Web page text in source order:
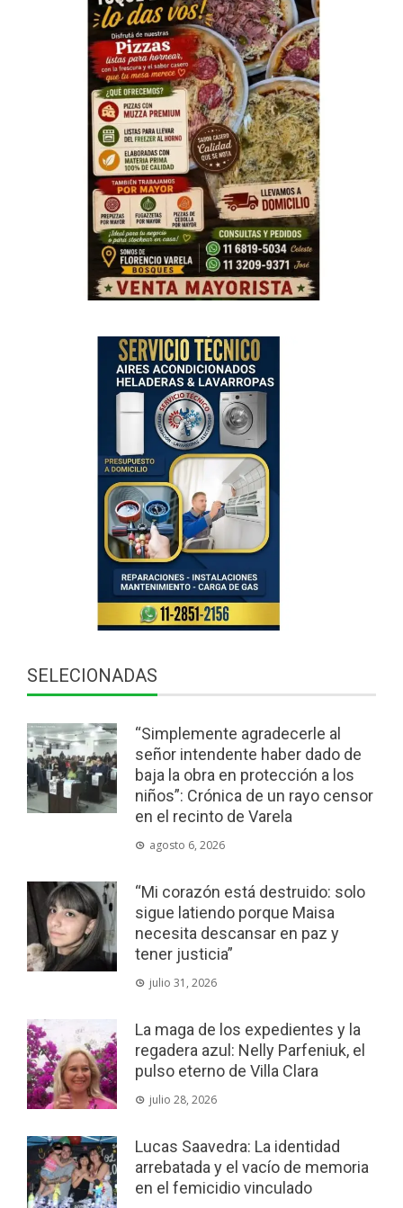
SELECIONADAS
“Simplemente agradecerle al
señor intendente haber dado de
baja la obra en protección a los
niños”: Crónica de un rayo censor
en el recinto de Varela
agosto 6, 2026
“Mi corazón está destruido: solo
sigue latiendo porque Maisa
necesita descansar en paz y
tener justicia”
julio 31, 2026
La maga de los expedientes y la
regadera azul: Nelly Parfeniuk, el
pulso eterno de Villa Clara
julio 28, 2026
Lucas Saavedra: La identidad
arrebatada y el vacío de memoria
en el femicidio vinculado